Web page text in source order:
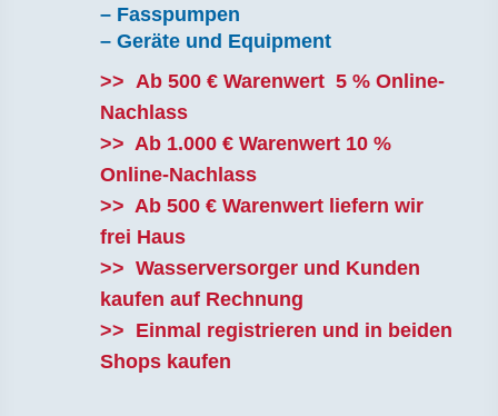
– Fasspumpen
– Geräte und Equipment
>> Ab 500 € Warenwert 5 % Online-
Nachlass
>> Ab 1.000 € Warenwert 10 %
Online-Nachlass
>> Ab 500 € Warenwert liefern wir
frei Haus
>> Wasserversorger und Kunden
kaufen auf Rechnung
>> Einmal registrieren und in beiden
Shops kaufen